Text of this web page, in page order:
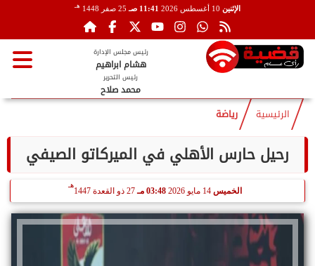
الإثنين 11:41 صـ 25 صفر 1448 هـ
رئيس مجلس الإدارة
هشام ابراهيم
رئيس التحرير
محمد صلاح
الرئيسية رياضة
رحيل حارس الأهلي في الميركاتو الصيفي
الخميس 14 مايو 2026 03:48 مـ 27 ذو القعدة 1447
هـ